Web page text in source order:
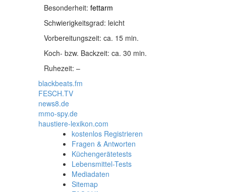
Besonderheit: fettarm
Schwierigkeitsgrad: leicht
Vorbereitungszeit: ca. 15 min.
Koch- bzw. Backzeit: ca. 30 min.
Ruhezeit: –
blackbeats.fm
FESCH.TV
news8.de
mmo-spy.de
haustiere-lexikon.com
kostenlos Registrieren
Fragen & Antworten
Küchengerätetests
Lebensmittel-Tests
Mediadaten
Sitemap